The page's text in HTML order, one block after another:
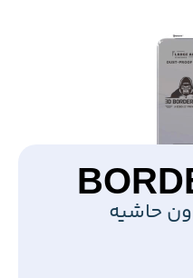
حاشیه